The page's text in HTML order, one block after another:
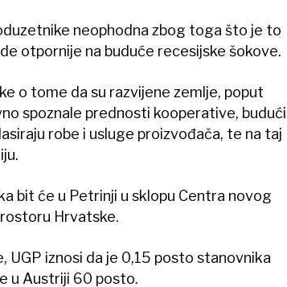
neophodna zbog toga što je to
otpornije na buduće recesijske šokove.
o tome da su razvijene zemlje, poput
spoznale prednosti kooperative, budući
robe i usluge proizvođača, te na taj
bit će u Petrinji u sklopu Centra novog
Hrvatske.
UGP iznosi da je 0,15 posto stanovnika
u Austriji 60 posto.